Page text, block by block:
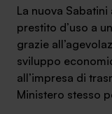
Chi siamo
Ambassador
Contatti
La nuova
prestito d’uso a
grazie
sviluppo
all’impresa di
Ministero stesso